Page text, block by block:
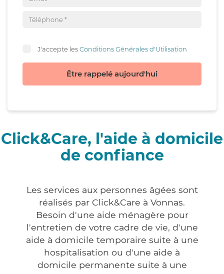
J'accepte lesConditions Générales d'Utilisation
Être rappelé aujourd'hui
Click&Care, l'aide à domicile
de confiance
Les services aux personnes âgées sont
réalisés par Click&Care à Vonnas.
Besoin d'une aide ménagère pour
l'entretien de votre cadre de vie, d'une
aide à domicile temporaire suite à une
hospitalisation ou d'une aide à
domicile permanente suite à une